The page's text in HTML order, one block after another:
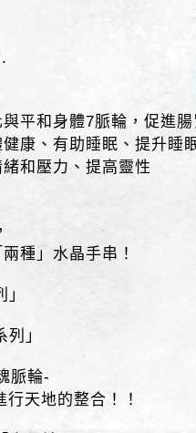
平和身體7脈輪，促進
康、有助睡眠、提升睡
和壓力、提高靈性
種」水晶手串！
」
脈輪-
行天地的整合！！